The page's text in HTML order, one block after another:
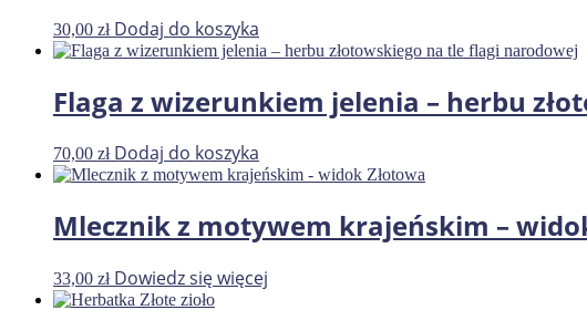
30,00 zł Dodaj do koszyka
Flaga z wizerunkiem jelenia – herbu
70,00 zł Dodaj do koszyka
Mlecznik z motywem krajeńskim –
33,00 zł Dowiedz się więcej